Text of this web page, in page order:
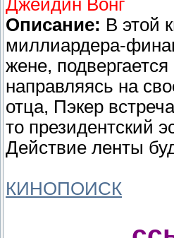
Джейдин Вонг
Описание: В этой
миллиардера-
жене,
направляясь на
отца, Пэкер
то президентский
Действие ленты
КИНОПОИСК